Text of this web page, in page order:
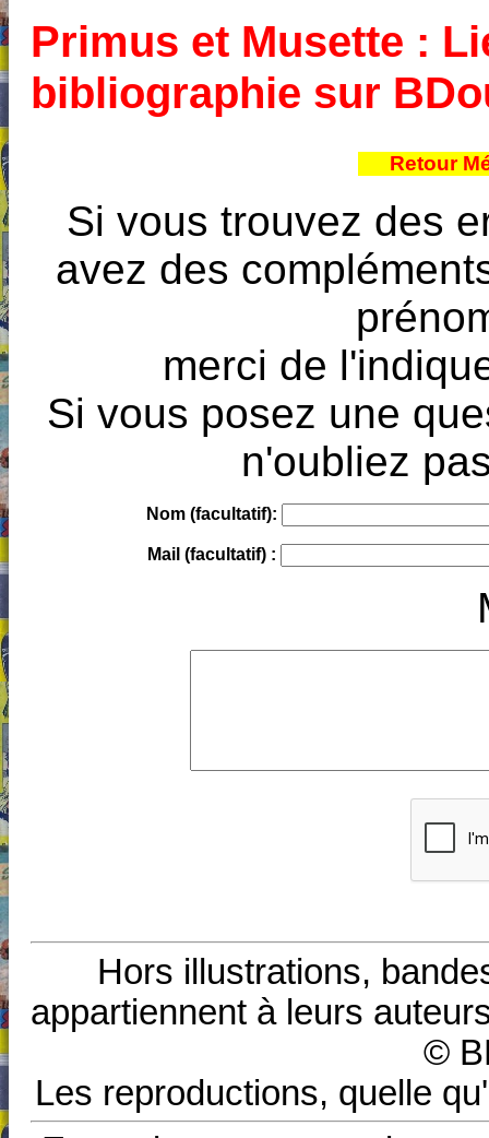
Primus et Musette :
bibliographie sur
Retour
Si vous trouvez des
avez des
merci de
Si vous posez une
n'oubliez
Nom (facultatif):
Mail (facultatif) :
Hors illustrations,
appartiennent à leurs
©
Les reproductions, quelle